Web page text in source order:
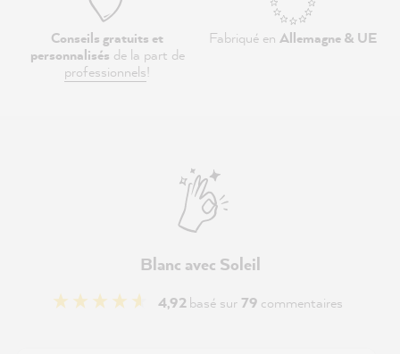
Conseils gratuits et
personnalisés de la part de
professionnels!
Fabriqué en Allemagne & UE
Blanc avec Soleil
4,92basé sur 79 commentaires